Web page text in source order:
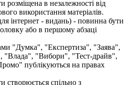
розміщена в незалежності від
використання матеріалів.
інтернет - видань) - повинна бути
або в першому абзаці
"Думка", "Експертиза", "Заява",
"Влада", "Вибори", "Тест-драйв",
публікуються на правах
створюється спільно з